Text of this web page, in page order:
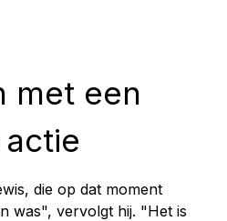
met een
die op dat moment
was", vervolgt hij. "Het is